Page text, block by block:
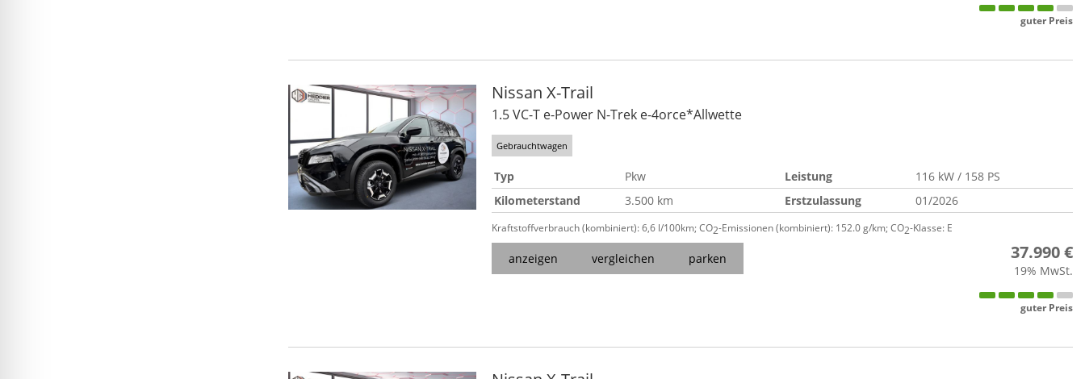
guter Preis
Nissan X-Trail
1.5 VC-T e-Power N-Trek e-4orce*Allwette
Gebrauchtwagen
Typ Pkw Leistung
116 kW / 158 PS
Kilometerstand
3.500 km Erstzulassung 01/2026
Kraftstoffverbrauch (kombiniert):6,6 l/100km;CO2-Emissionen (kombiniert): 152.0 g/km;CO2-Klasse: E
anzeigen vergleichen parken 37.990 €
19% MwSt.
guter Preis